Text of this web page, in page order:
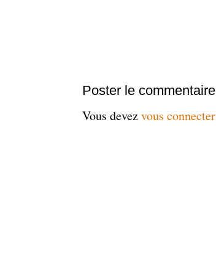
Poster le commentaire
Vous devezvous connecter